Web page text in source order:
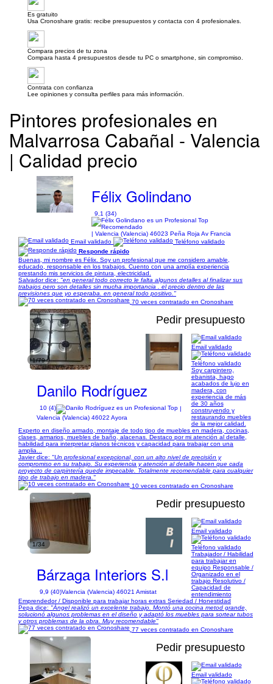
Es gratuito
Usa Cronoshare gratis: recibe presupuestos y contacta con 4 profesionales.
Compara precios de tu zona
Compara hasta 4 presupuestos desde tu PC o smartphone, sin compromiso.
Contrata con confianza
Lee opiniones y consulta perfiles para más información.
Pintores profesionales en
Malvarrosa Cabañal - Valencia
| Calidad precio
Félix Golindano
9,1 (34)
| Valencia (Valencia) 46023 Peña Roja Av Francia
Email validado
Teléfono validado
Responde rápido
Buenas, mi nombre es Félix. Soy un profesional que me considero amable,
educado, responsable en los trabajos. Cuento con una amplía experiencia
prestando mis servicios de pintura, electricidad.
Salvador dice: "en general todo correcto le falta algunos detalles al finalizar sus
trabajos pero son detalles sin mucha importancia . el precio dentro de las
previsiones que yo esperaba. en general todo positivo."
70 veces contratado en Cronoshare
1/79
Pedir presupuesto
Danilo Rodríguez
10 (4)
|
Valencia (Valencia) 46022 Ayora
Email validado
Teléfono validado
Soy carpintero,
ebanista, hago
acabados de lujo en
madera, con
experiencia de más
de 30 años
construyendo y
restaurando muebles
de la mejor calidad.
Experto en diseño armado, montaje de todo tipo de muebles en madera, cocinas,
clases, armarios, muebles de baño, alacenas. Destaco por mi atención al detalle,
habilidad para interpretar planos técnicos y capacidad para trabajar con una
amplia...
Javier dice: "Un profesional excepcional, con un alto nivel de precisión y
compromiso en su trabajo. Su experiencia y atención al detalle hacen que cada
proyecto de carpintería quede impecable. Totalmente recomendable para cualquier
tipo de trabajo en madera."
10 veces contratado en Cronoshare
1/34
Pedir presupuesto
Bárzaga Interiors S.l
9,9 (40)Valencia (Valencia) 46021 Amistat
Email validado
Teléfono validado
Trabajador / Habilidad
para trabajar en
equipo Responsable /
Organizado en el
trabajo Resolutivo /
Capacidad de
entendimiento
Emprendedor / Disponible para trabajar horas extras Seriedad / Honestidad
Pepa dice: "Ángel realizó un excelente trabajo. Montó una cocina metod grande,
solucionó algunos problemas en el diseño y adaptó los muebles para sortear tubos
y otros problemas de la obra. Muy recomendable"
77 veces contratado en Cronoshare
Pedir presupuesto
Email validado